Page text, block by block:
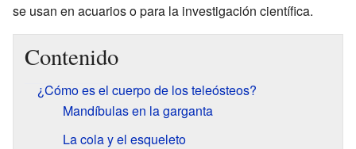
se usan en acuarios o para la investigación científica.
Contenido
¿Cómo es el cuerpo de los teleósteos?
Mandíbulas en la garganta
La cola y el esqueleto